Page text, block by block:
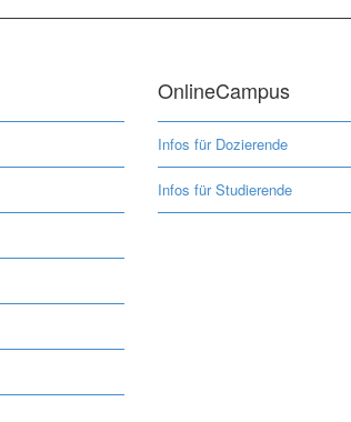
OnlineCampus
Infos für Dozierende
Infos für Studierende